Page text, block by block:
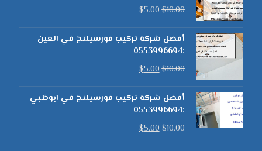
$10.00
$5.00
أفضل شركة تركيب فورسيلنج في العين
:0553996694
$10.00
$5.00
أفضل شركة تركيب فورسيلنج في ابوظبي
:0553996694
$10.00
$5.00